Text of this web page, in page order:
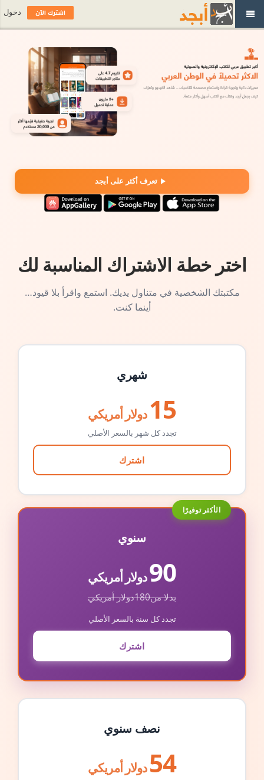
تعرف أكثر على أبجد
اختر خطة الاشتراك المناسبة لك
مكتبتك الشخصية في متناول يديك. استمع واقرأ بلا قيود…
أينما كنت.
شهري
15 دولار أمريكي
تجدد كل شهر بالسعر الأصلي
اشترك
الأكثر توفيرًا
سنوي
90دولار أمريكي
بدلا من180دولار أمريكي
تجدد كل سنة بالسعر الأصلي
اشترك
نصف سنوي
54 دولار أمريكي
اشترك الآن دخول